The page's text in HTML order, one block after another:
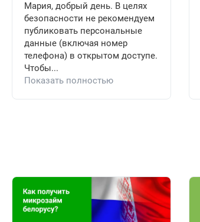
Мария, добрый день. В целях
безопасности не рекомендуем
публиковать персональные
данные (включая номер
телефона) в открытом доступе.
Чтобы...
Показать полностью